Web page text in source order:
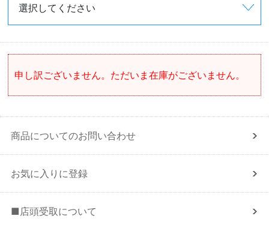
申し訳ございません。ただいま在庫がございません。
商品についてのお問い合わせ
お気に入りに登録
■店頭受取について